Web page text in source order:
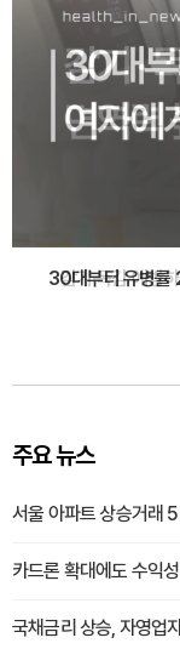
감기·독감 예방
주요 뉴스
서울 아파트 상승거래
카드론 확대에도 수익
국채금리 상승, 자영업